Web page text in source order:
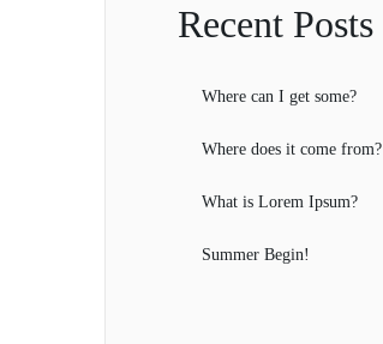
Recent Posts
Where can I get some?
Where does it come from?
What is Lorem Ipsum?
Summer Begin!